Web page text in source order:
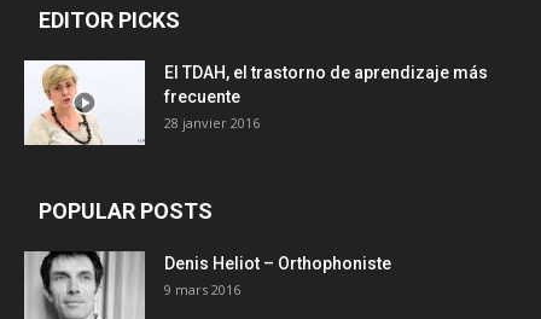
EDITOR PICKS
El TDAH, el trastorno de aprendizaje más
frecuente
28 janvier 2016
POPULAR POSTS
Denis Heliot – Orthophoniste
9 mars 2016